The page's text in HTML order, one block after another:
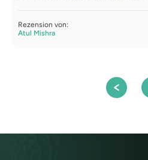
Rezension von:
Atul Mishra